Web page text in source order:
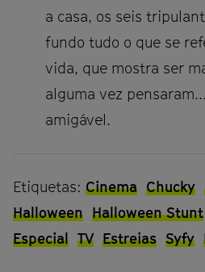
a casa, os seis
fundo tudo o que se
vida, que mostra ser
alguma vez
amigável.
Etiquetas: Cinema Chucky
Halloween Halloween Stunt
Especial TV Estreias Syfy